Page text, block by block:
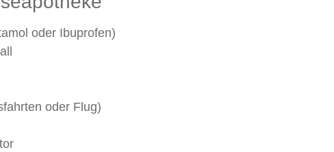
oder Ibuprofen)
oder Flug)